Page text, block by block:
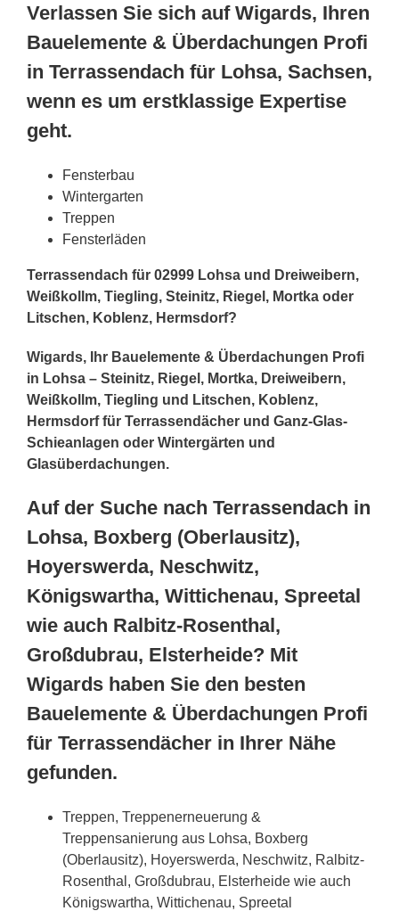
Verlassen Sie sich auf Wigards, Ihren
Bauelemente & Überdachungen Profi
in Terrassendach für Lohsa, Sachsen,
wenn es um erstklassige Expertise
geht.
Fensterbau
Wintergarten
Treppen
Fensterläden
Terrassendach für 02999 Lohsa und Dreiweibern,
Weißkollm, Tiegling, Steinitz, Riegel, Mortka oder
Litschen, Koblenz, Hermsdorf?
Wigards, Ihr Bauelemente & Überdachungen Profi
in Lohsa – Steinitz, Riegel, Mortka, Dreiweibern,
Weißkollm, Tiegling und Litschen, Koblenz,
Hermsdorf für Terrassendächer und Ganz-Glas-
Schieanlagen oder Wintergärten und
Glasüberdachungen.
Auf der Suche nach Terrassendach in
Lohsa, Boxberg (Oberlausitz),
Hoyerswerda, Neschwitz,
Königswartha, Wittichenau, Spreetal
wie auch Ralbitz-Rosenthal,
Großdubrau, Elsterheide? Mit
Wigards haben Sie den besten
Bauelemente & Überdachungen Profi
für Terrassendächer in Ihrer Nähe
gefunden.
Treppen, Treppenerneuerung &
Treppensanierung aus Lohsa, Boxberg
(Oberlausitz), Hoyerswerda, Neschwitz, Ralbitz-
Rosenthal, Großdubrau, Elsterheide wie auch
Königswartha, Wittichenau, Spreetal